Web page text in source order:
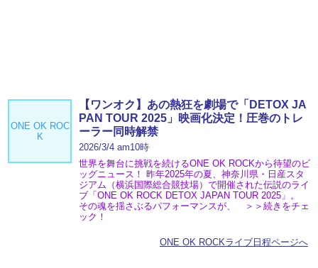
ONE OK ROC
K
【ワンオク】あの熱狂を劇場で「DETOX JA
PAN TOUR 2025」映画化決定！圧巻のトレ
ーラー同時解禁
2026/3/4 am10時
世界を舞台に挑戦を続けるONE OK ROCKから待望のビ
ッグニュース！ 昨年2025年の夏、神奈川県・日産スタ
ジアム（横浜国際総合競技場）で開催された伝説のライ
ブ「ONE OK ROCK DETOX JAPAN TOUR 2025」。
その魂を揺さぶるパフォーマンスが、 ＞＞続きをチェ
ック！
ONE OK ROCKライブ日程ページへ